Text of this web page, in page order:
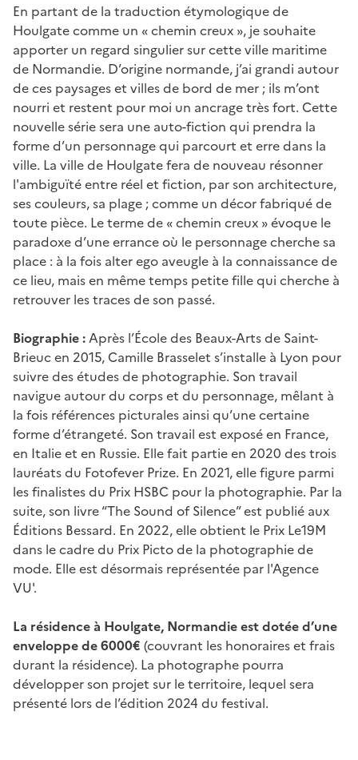
En partant de la traduction étymologique de
Houlgate comme un « chemin creux », je souhaite
apporter un regard singulier sur cette ville maritime
de Normandie. D’origine normande, j’ai grandi autour
de ces paysages et villes de bord de mer ; ils m’ont
nourri et restent pour moi un ancrage très fort. Cette
nouvelle série sera une auto-fiction qui prendra la
forme d’un personnage qui parcourt et erre dans la
ville. La ville de Houlgate fera de nouveau résonner
l'ambiguïté entre réel et fiction, par son architecture,
ses couleurs, sa plage ; comme un décor fabriqué de
toute pièce. Le terme de « chemin creux » évoque le
paradoxe d’une errance où le personnage cherche sa
place : à la fois alter ego aveugle à la connaissance de
ce lieu, mais en même temps petite fille qui cherche à
retrouver les traces de son passé.
Biographie :Après l’École des Beaux-Arts de Saint-
Brieuc en 2015, Camille Brasselet s’installe à Lyon pour
suivre des études de photographie. Son travail
navigue autour du corps et du personnage, mêlant à
la fois références picturales ainsi qu’une certaine
forme d’étrangeté. Son travail est exposé en France,
en Italie et en Russie. Elle fait partie en 2020 des trois
lauréats du Fotofever Prize. En 2021, elle figure parmi
les finalistes du Prix HSBC pour la photographie. Par la
suite, son livre “The Sound of Silence” est publié aux
Éditions Bessard. En 2022, elle obtient le Prix Le19M
dans le cadre du Prix Picto de la photographie de
mode. Elle est désormais représentée par l'Agence
VU'.
La résidence à Houlgate, Normandie est dotée d’une
enveloppe de6000€ (couvrant les honoraires et frais
durant la résidence). La photographe pourra
développer son projet sur le territoire, lequel sera
présenté lors de l’édition 2024 du festival.